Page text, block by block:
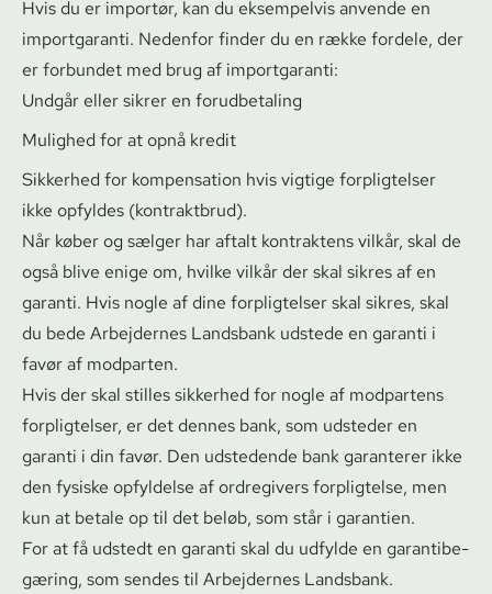
Hvis du er importør, kan du eksempelvis anvende en
importgaranti. Nedenfor finder du en række fordele, der
er forbundet med brug af importgaranti:
Undgår eller sikrer en forudbetaling
Mulighed for at opnå kredit
Sikkerhed for kompensation hvis vigtige forpligtelser
ikke opfyldes (kontraktbrud).
Når køber og sælger har aftalt kontraktens vilkår, skal de
også blive enige om, hvilke vilkår der skal sikres af en
garanti. Hvis nogle af dine forpligtelser skal sikres, skal
du bede Arbejdernes Landsbank udstede en garanti i
favør af modparten.
Hvis der skal stilles sikkerhed for nogle af modpartens
forpligtelser, er det dennes bank, som udsteder en
garanti i din favør. Den udstedende bank garanterer ikke
den fysiske opfyldelse af ordregivers forpligtelse, men
kun at betale op til det beløb, som står i garantien.
For at få udstedt en garanti skal du udfylde en ga­ran­ti­be­
gæ­ring, som sendes til Arbejdernes Landsbank.